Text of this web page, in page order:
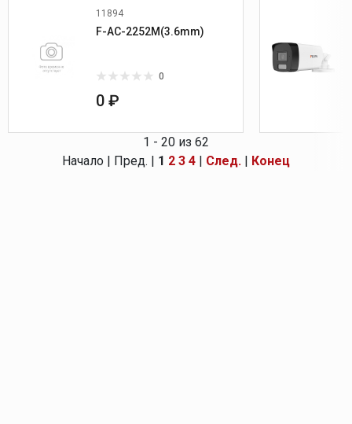
11894
F-AC-2252M(3.6mm)
0
0 ₽
1 - 20 из 62
Начало | Пред. | 1 2 3 4 | След. | Конец